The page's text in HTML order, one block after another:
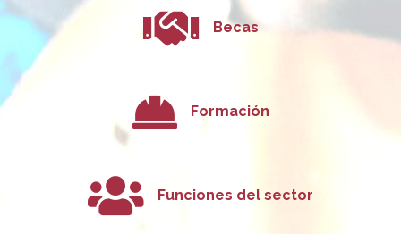
Becas
Formación
Funciones del sector